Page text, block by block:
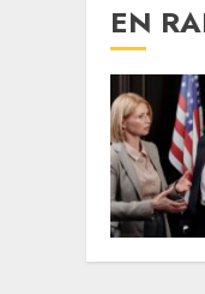
EN